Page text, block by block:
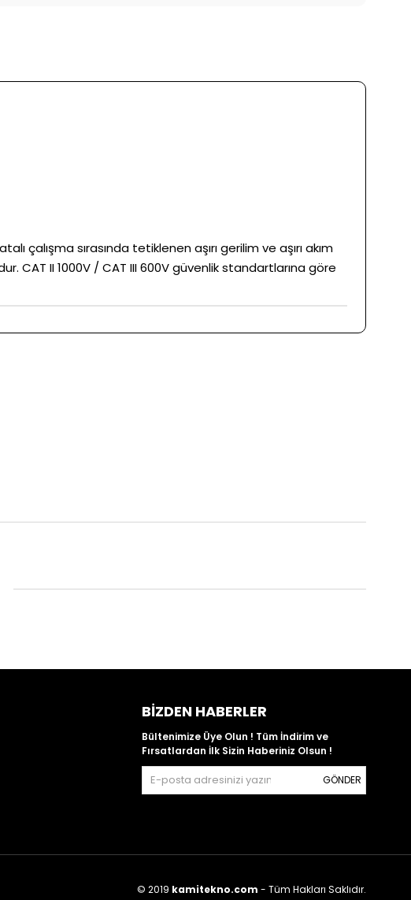
çalışma sırasında tetiklenen aşırı gerilim ve aşırı akım
CAT II 1000V / CAT III 600V güvenlik standartlarına göre
BIZDEN HABERLER
Bültenimize Üye Olun ! Tüm İndirim ve
Fırsatlardan İlk Sizin Haberiniz Olsun !
GÖNDER
© 2019 kamitekno.com - Tüm Hakları Saklıdır.